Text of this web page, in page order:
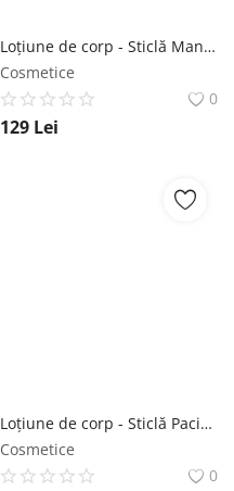
Loțiune de corp - Sticlă Mango-Kiwi SABON
Cosmetice
0
129 Lei
Loțiune de corp - Sticlă Paciulie - Lavandă - Vanilie SABON
Cosmetice
0